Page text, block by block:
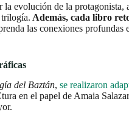
la evolución de la
trilogía. Además, cada libro
las conexiones
del Baztán, se realizaron
en el papel de Amaia